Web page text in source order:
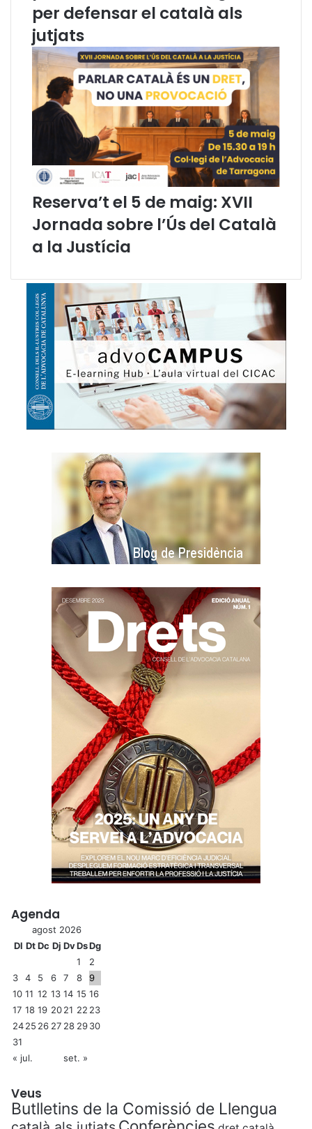
è
i
a
s
o
c
d
o
r
i
a
v
e
x
per defensar el català als
jutjats
Reserva’t el 5 de maig: XVII
Jornada sobre l’Ús del Català
a la Justícia
Agenda
agost 2026
Dl DtDc Dj DvDsDg
1
2
3
4 5 6 7 8
9
10 11 12 13 14 15 16
17 18 19 2021 22 23
2425 26 27 28 2930
31
« jul.
set. »
Veus
Butlletins de la Comissió de Llengua